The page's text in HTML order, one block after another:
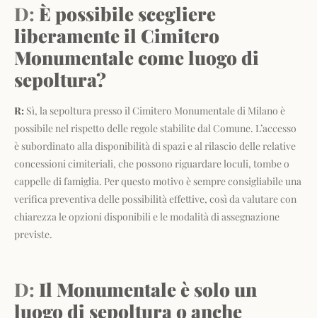
D: È possibile scegliere
liberamente il Cimitero
Monumentale come luogo di
sepoltura?
R: Sì, la sepoltura presso il Cimitero Monumentale di Milano è
possibile nel rispetto delle regole stabilite dal Comune. L’accesso
è subordinato alla disponibilità di spazi e al rilascio delle relative
concessioni cimiteriali, che possono riguardare loculi, tombe o
cappelle di famiglia. Per questo motivo è sempre consigliabile una
verifica preventiva delle possibilità effettive, così da valutare con
chiarezza le opzioni disponibili e le modalità di assegnazione
previste.
D: Il Monumentale è solo un
luogo di sepoltura o anche